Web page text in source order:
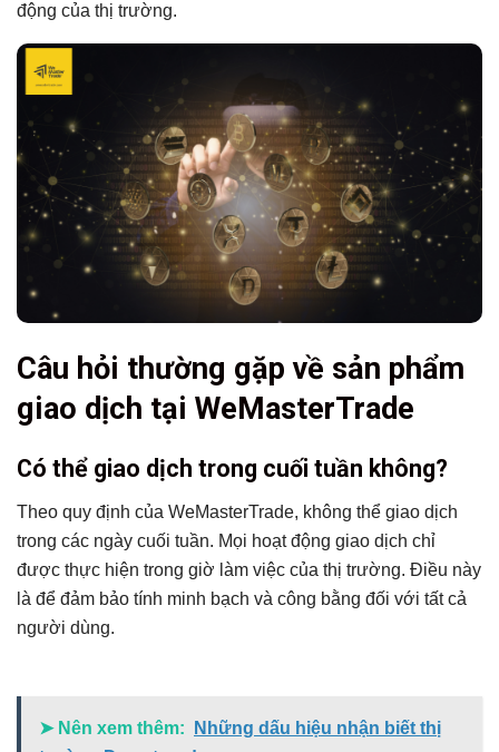
động của thị trường.
Câu hỏi thường gặp về sản phẩm
giao dịch tại WeMasterTrade
Có thể giao dịch trong cuối tuần không?
Theo quy định của WeMasterTrade, không thể giao dịch
trong các ngày cuối tuần. Mọi hoạt động giao dịch chỉ
được thực hiện trong giờ làm việc của thị trường. Điều này
là để đảm bảo tính minh bạch và công bằng đối với tất cả
người dùng.
➤ Nên xem thêm:
Những dấu hiệu nhận biết thị